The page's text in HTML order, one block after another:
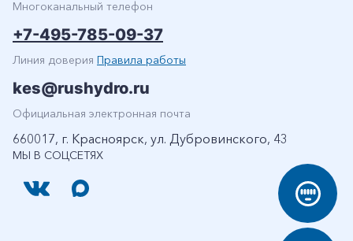
МЫ В СОЦСЕТЯХ
Многоканальный телефон
+7-495-785-09-37
Линия доверия Правила работы
kes@rushydro.ru
Официальная электронная почта
660017, г. Красноярск, ул. Дубровинского, 43